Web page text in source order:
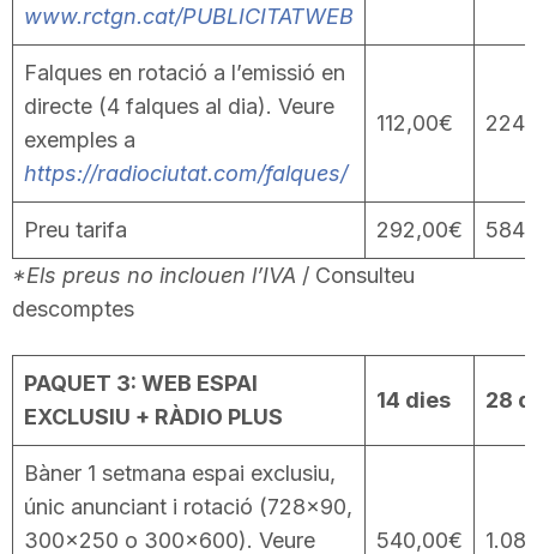
n
a
www.rctgn.cat/PUBLICITATWEB
Falques en rotació a l’emissió en
directe (4 falques al dia). Veure
exemples a
https://radiociutat.com/falques/
112,00€
Preu tarifa 292,00€
*Els preus no inclouen l’IVA / Consulteu
descomptes
PAQUET 3: WEB ESPAI
EXCLUSIU + RÀDIO PLUS
14 dies 28
Bàner 1 setmana espai exclusiu,
únic anunciant i rotació (728×90,
300×250 o 300×600). Veure
540,00€